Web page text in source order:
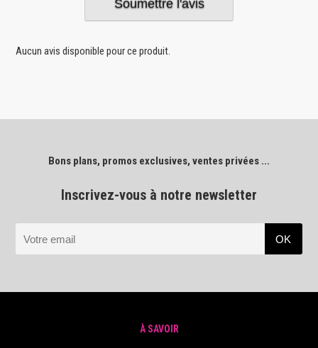
Aucun avis disponible pour ce produit.
Bons plans, promos exclusives, ventes privées ...
Inscrivez-vous à notre newsletter
À SAVOIR